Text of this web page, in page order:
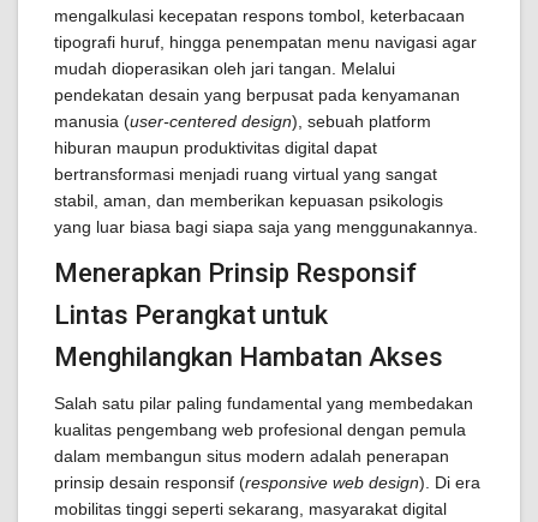
mengalkulasi kecepatan respons tombol, keterbacaan
tipografi huruf, hingga penempatan menu navigasi agar
mudah dioperasikan oleh jari tangan. Melalui
pendekatan desain yang berpusat pada kenyamanan
manusia (user-centered design), sebuah platform
hiburan maupun produktivitas digital dapat
bertransformasi menjadi ruang virtual yang sangat
stabil, aman, dan memberikan kepuasan psikologis
yang luar biasa bagi siapa saja yang menggunakannya.
Menerapkan Prinsip Responsif
Lintas Perangkat untuk
Menghilangkan Hambatan Akses
Salah satu pilar paling fundamental yang membedakan
kualitas pengembang web profesional dengan pemula
dalam membangun situs modern adalah penerapan
prinsip desain responsif (responsive web design). Di era
mobilitas tinggi seperti sekarang, masyarakat digital